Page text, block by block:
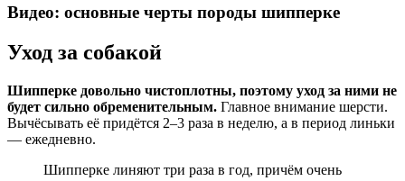
Видео: основные черты породы шипперке
Уход за собакой
Шипперке довольно чистоплотны, поэтому уход за ними не
будет сильно обременительным. Главное внимание шерсти.
Вычёсывать её придётся 2–3 раза в неделю, а в период линьки
— ежедневно.
Шипперке линяют три раза в год, причём очень